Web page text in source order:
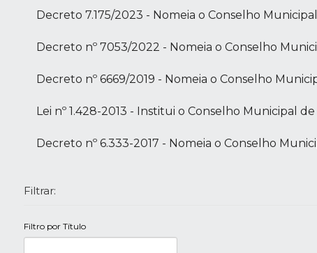
Decreto 7.175/2023 - Nomeia o Conselho
Decreto nº 7053/2022 - Nomeia o Conselho
Decreto nº 6669/2019 - Nomeia o Conselho
Lei nº 1.428-2013 - Institui o Conselho Municipal
Decreto nº 6.333-2017 - Nomeia o Conselho
Filtrar:
Filtro por Título